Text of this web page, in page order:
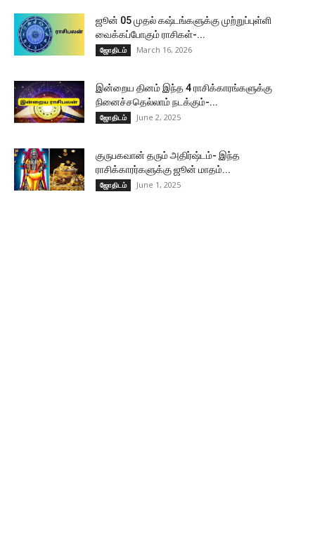
ஜூன் 05 முதல் கஷ்டங்களுக்கு முற்றுப்புள்ளி
வைக்கப்போகும் ராசிகள்-...
ஜோதிடம் March 16, 2026
இன்றைய தினம் இந்த 4 ராசிக்காரங்களுக்கு
நினைச்சதெல்லாம் நடக்கும்-...
ஜோதிடம் June 2, 2025
குருபகவான் தரும் அதிர்ஷ்டம்- இந்த
ராசிக்காரர்களுக்கு ஜூன் மாதம்...
ஜோதிடம் June 1, 2025